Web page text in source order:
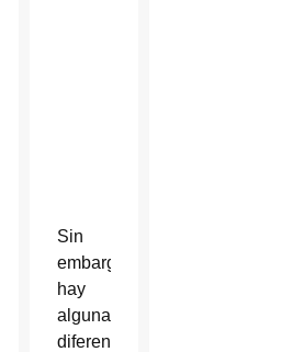
Sin
embargo,
hay
algunas
diferencias